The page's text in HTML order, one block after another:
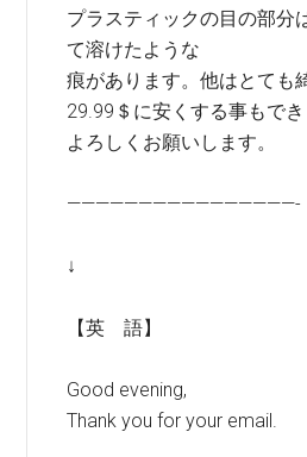
プラスティックの目の部分
て溶けたような
痕があります。他はとても
29.99＄に安くする事もでき
よろしくお願いします。
————————————————-
↓
【英 語】
Good evening,
Thank you for your email.